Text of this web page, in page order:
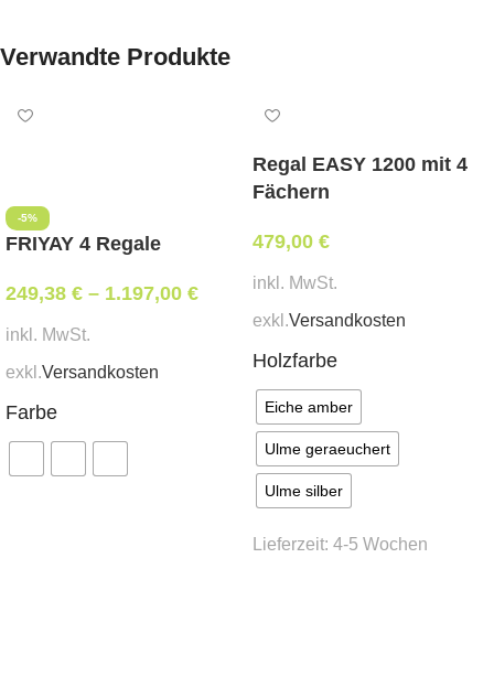
Jacken. Die PROTOPIA-Kollektion besteht aus
Verwandte Produkte
-5%
FRIYAY 4 Regale
249,38 € – 1.197,00 €
inkl. MwSt.
exkl.Versandkosten
Farbe
Regal EASY 1200 mit 4
Fächern
479,00 €
inkl. MwSt.
exkl.Versandkosten
Holzfarbe
Eiche amber
Ulme geraeuchert
Ulme silber
Lieferzeit: 4-5 Wochen